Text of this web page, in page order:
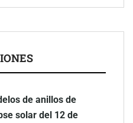
de anillos de
solar del 12 de